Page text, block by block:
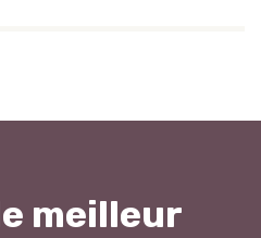
meilleur